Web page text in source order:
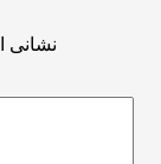
نشانی